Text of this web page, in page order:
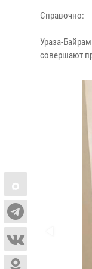
Справочно:
Ураза-
совершают